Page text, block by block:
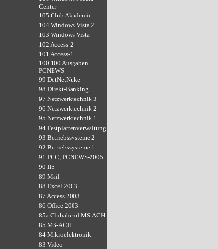
Center
105 Club Akademie
104 Windows Vista 2
103 Windows Vista
102 Access-2
101 Access-1
100 100 Ausgaben
PCNEWS
99 DotNetNuke
98 Direkt-Banking
97 Netzwerktechnik 3
96 Netzwerktechnik 2
95 Netzwerktechnik 1
94 Festplattenverwaltung
93 Betriebssysteme 2
92 Betriebssysteme 1
91 PCC, PCNEWS-2005
90 IIS
89 Mail
88 Excel 2003
87 Access 2003
86 Office 2003
85a Clubabend MS-ACH
85 MS-ACH
84 Mikroelektronik
83 Video